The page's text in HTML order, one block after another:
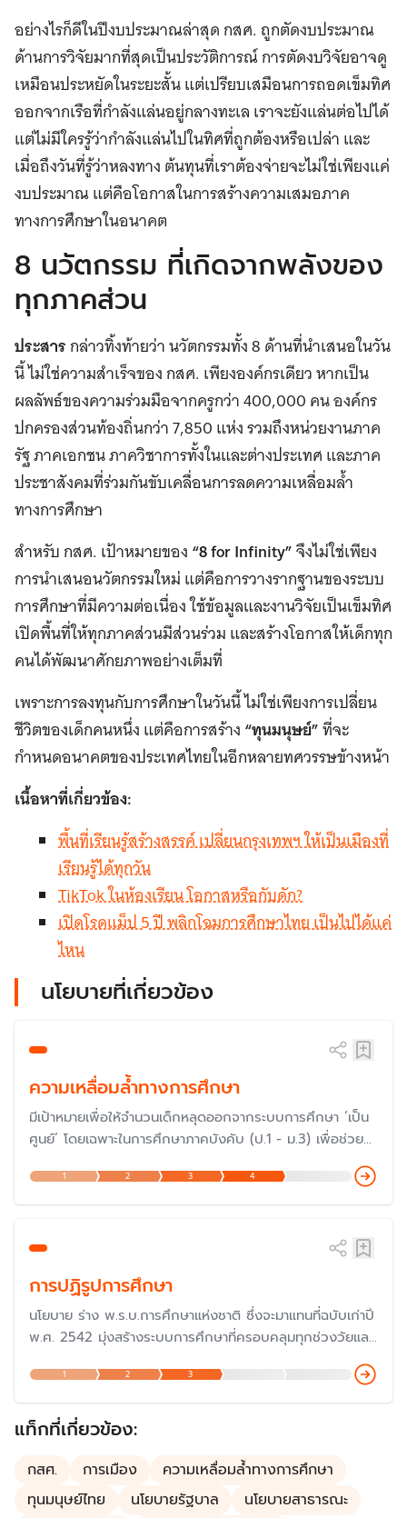
อย่างไรก็ดีในปีงบประมาณล่าสุด กสศ. ถูกตัดงบประมาณ
ด้านการวิจัยมากที่สุดเป็นประวัติการณ์ การตัดงบวิจัยอาจดู
เหมือนประหยัดในระยะสั้น แต่เปรียบเสมือนการถอดเข็มทิศ
ออกจากเรือที่กำลังแล่นอยู่กลางทะเล เราจะยังแล่นต่อไปได้
แต่ไม่มีใครรู้ว่ากำลังแล่นไปในทิศที่ถูกต้องหรือเปล่า และ
เมื่อถึงวันที่รู้ว่าหลงทาง ต้นทุนที่เราต้องจ่ายจะไม่ใช่เพียงแค่
งบประมาณ แต่คือโอกาสในการสร้างความเสมอภาค
ทางการศึกษาในอนาคต
8 นวัตกรรม ที่เกิดจากพลังของ
ทุกภาคส่วน
ประสารกล่าวทิ้งท้ายว่า นวัตกรรมทั้ง 8 ด้านที่นำเสนอในวัน
นี้ ไม่ใช่ความสำเร็จของ กสศ. เพียงองค์กรเดียว หากเป็น
ผลลัพธ์ของความร่วมมือจากครูกว่า 400,000 คน องค์กร
ปกครองส่วนท้องถิ่นกว่า 7,850 แห่ง รวมถึงหน่วยงานภาค
รัฐ ภาคเอกชน ภาควิชาการทั้งในและต่างประเทศ และภาค
ประชาสังคมที่ร่วมกันขับเคลื่อนการลดความเหลื่อมล้ำ
ทางการศึกษา
สำหรับ กสศ. เป้าหมายของ“8 for Infinity”จึงไม่ใช่เพียง
การนำเสนอนวัตกรรมใหม่ แต่คือการวางรากฐานของระบบ
การศึกษาที่มีความต่อเนื่อง ใช้ข้อมูลและงานวิจัยเป็นเข็มทิศ
เปิดพื้นที่ให้ทุกภาคส่วนมีส่วนร่วม และสร้างโอกาสให้เด็กทุก
คนได้พัฒนาศักยภาพอย่างเต็มที่
เพราะการลงทุนกับการศึกษาในวันนี้ ไม่ใช่เพียงการเปลี่ยน
ชีวิตของเด็กคนหนึ่ง แต่คือการสร้าง“ทุนมนุษย์”ที่จะ
กำหนดอนาคตของประเทศไทยในอีกหลายทศวรรษข้างหน้า
เนื้อหาที่เกี่ยวข้อง:
พื้นที่เรียนรู้สร้างสรรค์ เปลี่ยนกรุงเทพฯ ให้เป็นเมืองที่
เรียนรู้ได้ทุกวัน
TikTok ในห้องเรียน โอกาสหรือกับดัก?
เปิดโรดแม็ป 5 ปี พลิกโฉมการศึกษาไทย เป็นไปได้แค่
ไหน
นโยบายที่เกี่ยวข้อง
ความเหลื่อมล้ำทางการศึกษา
มีเป้าหมายเพื่อให้จำนวนเด็กหลุดออกจากระบบการศึกษา ‘เป็น
ศูนย์’ โดยเฉพาะในการศึกษาภาคบังคับ (ป.1 - ม.3) เพื่อช่วย
ลดความเหลื่อมล้ำทางการศึกษา เด็กมีโอกาสพัฒนาชีวิต ออก
จากความยากจน ประเทศจะได้แรงงานคุณภาพ เพิ่มศักยภาพ
ทางเศรษฐกิจ และจัดเก็บรายได้มากขึ้น โดยกุญแจสำคัญเพื่อ
1 2 3 4
การปฏิรูปการศึกษา
นโยบาย ร่าง พ.ร.บ.การศึกษาแห่งชาติ ซึ่งจะมาแทนที่ฉบับเก่าปี
พ.ศ. 2542 มุ่งสร้างระบบการศึกษาที่ครอบคลุมทุกช่วงวัยและ
ทางการศึกษาให้สอดรับกับ “การปฏิรูปการศึกษา” ตาม
คำแถลงนโยบายของรัฐบาลเศรษฐา ล่าสุดยังอยู่ในขั้นตอนการ
ประชาพิจารณ์
1 2 3
แท็กที่เกี่ยวข้อง:
กสศ. การเมือง
ความเหลื่อมล้ำทางการศึกษา
ทุนมนุษย์ไทย
นโยบายรัฐบาล
นโยบายสาธารณะ